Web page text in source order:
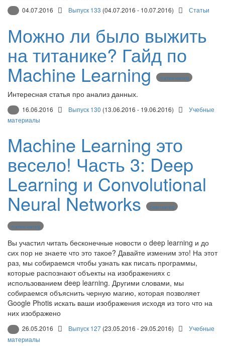
04.07.2016 Выпуск 133 (04.07.2016 - 10.07.2016) Статьи
Можно ли было выжить
на титанике? Гайд по
Machine Learning machine learning
Интересная статья про анализ данных.
16.06.2016 Выпуск 130 (13.06.2016 - 19.06.2016)
Учебные
материалы
Machine Learning это
весело! Часть 3: Deep
Learning и Convolutional
Neural Networks Deep Learning
machine learning
Вы участил читать бесконечные новости о deep learning и до
сих пор не знаете что это такое? Давайте изменим это! На этот
раз, мы собираемся чтобы узнать как писать программы,
которые распознают объекты на изображениях с
использованием deep learning. Другими словами, мы
собираемся объяснить черную магию, которая позволяет
Google Photis искать ваши изображения исходя из того что на
них изображено
26.05.2016 Выпуск 127 (23.05.2016 - 29.05.2016)
Учебные
материалы